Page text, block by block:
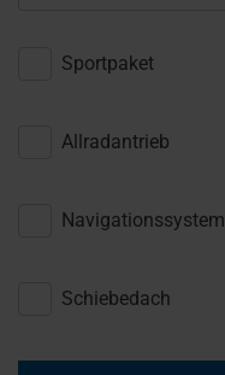
Sportpaket
Allradantrieb
Navigationssystem
Schiebedach